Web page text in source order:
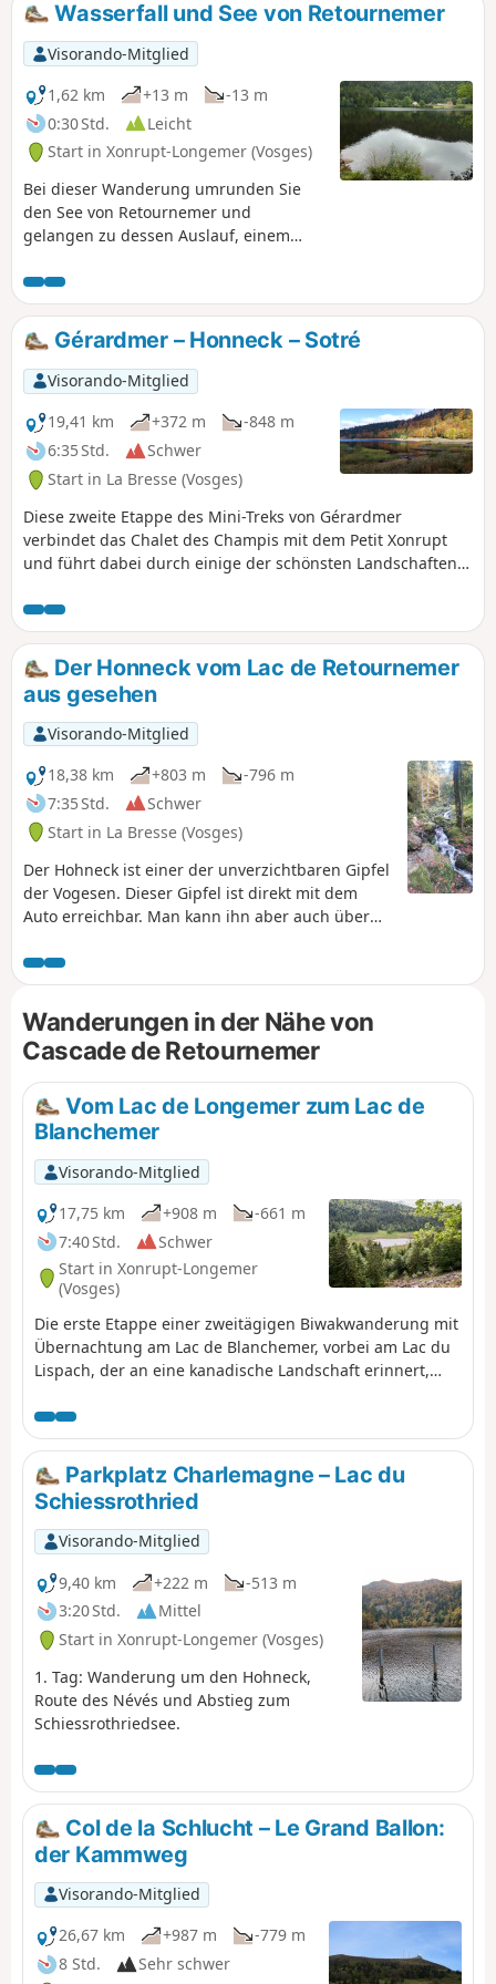
Wasserfall und See von Retournemer
Visorando-Mitglied
1,62 km
+13 m
-13 m
0:30 Std.
Leicht
Start in Xonrupt-Longemer (Vosges)
Bei dieser Wanderung umrunden Sie
den See von Retournemer und
gelangen zu dessen Auslauf, einem
Anschließend machen Sie einen kleinen
Abstecher zur Statue Notre-Dame des
Neiges, die vor dem See steht, und
blicken in Richtung der Gipfel. Dieser
wilde See liegt am Fuße des Hohneck-
Massivs und ist der erste See im
Vologne-Tal.
Gérardmer – Honneck – Sotré
Visorando-Mitglied
19,41 km
+372 m
-848 m
6:35 Std.
Schwer
Start in La Bresse (Vosges)
Diese zweite Etappe des Mini-Treks von Gérardmer
verbindet das Chalet des Champis mit dem Petit Xonrupt
und führt dabei durch einige der schönsten Landschaften
die Route wieder hinauf auf die Anhöhen von La Bresse-
Hohneck, bevor sie den Lac de la Lande, den
Bergbauerngasthof „Auberge du Schmargult“ und die
berühmte „Route des Crêtes“ erreicht. Die Wanderung setzt
sich mit einem langen Abstieg fort, der an der Berghütte
„Refuge du Sotré“, dem Lac de Retournemer und den Ufern
des Lac de Longemer vorbeiführt, bevor sie das Zentrum
von Xonrupt-Longemer erreicht. Eine abwechslungsreiche
Etappe, die Wälder, hochgelegene Strohfelder,
Gletscherseen und bemerkenswerte Panoramen
miteinander verbindet.
Der Honneck vom Lac de Retournemer
aus gesehen
Visorando-Mitglied
18,38 km
+803 m
-796 m
7:35 Std.
Schwer
Start in La Bresse (Vosges)
Der Hohneck ist einer der unverzichtbaren Gipfel
der Vogesen. Dieser Gipfel ist direkt mit dem
Auto erreichbar. Man kann ihn aber auch über
umliegenden Tälern beginnen. Diese Wanderung
führt vom Skigebiet La Bresse in einer
Rundwanderung zum Hohneck und zurück über
die Roche du Diable, den Lac de Retournemer
und den Wasserfall Cascade Charlemagne. Die
Wanderung ist nicht sehr anspruchsvoll, weist
jedoch einen beträchtlichen Höhenunterschied
auf, der durch herrliche Ausblicke im oberen Teil
de Retournemer gibt es mehrere Passagen, die
Wanderungen in der Nähe von
Cascade de Retournemer
Vom Lac de Longemer zum Lac de
Blanchemer
Visorando-Mitglied
17,75 km
+908 m
-661 m
7:40 Std.
Schwer
Start in Xonrupt-Longemer
(Vosges)
Die erste Etappe einer zweitägigen Biwakwanderung mit
Übernachtung am Lac de Blanchemer, vorbei am Lac du
Lispach, der an eine kanadische Landschaft erinnert,
schöner Ausblick könnten diese erste Etappe
zusammenfassen.
Parkplatz Charlemagne – Lac du
Schiessrothried
Visorando-Mitglied
9,40 km
+222 m
-513 m
3:20 Std.
Mittel
Start in Xonrupt-Longemer (Vosges)
1. Tag: Wanderung um den Hohneck,
Route des Névés und Abstieg zum
Schiessrothriedsee.
Col de la Schlucht – Le Grand Ballon:
der Kammweg
Visorando-Mitglied
26,67 km
+987 m
-779 m
8 Std.
Sehr schwer